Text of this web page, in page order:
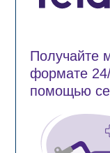
Получайте
формате
помощью